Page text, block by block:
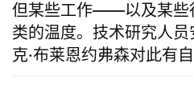
但某些工作——以及某
类的温度。技术研究人员
克·布莱恩约弗森对此有自